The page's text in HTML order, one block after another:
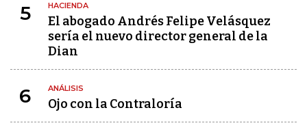
5 HACIENDA
El abogado Andrés Felipe Velásquez
sería el nuevo director general de la
Dian
6 ANÁLISIS
Ojo con la Contraloría